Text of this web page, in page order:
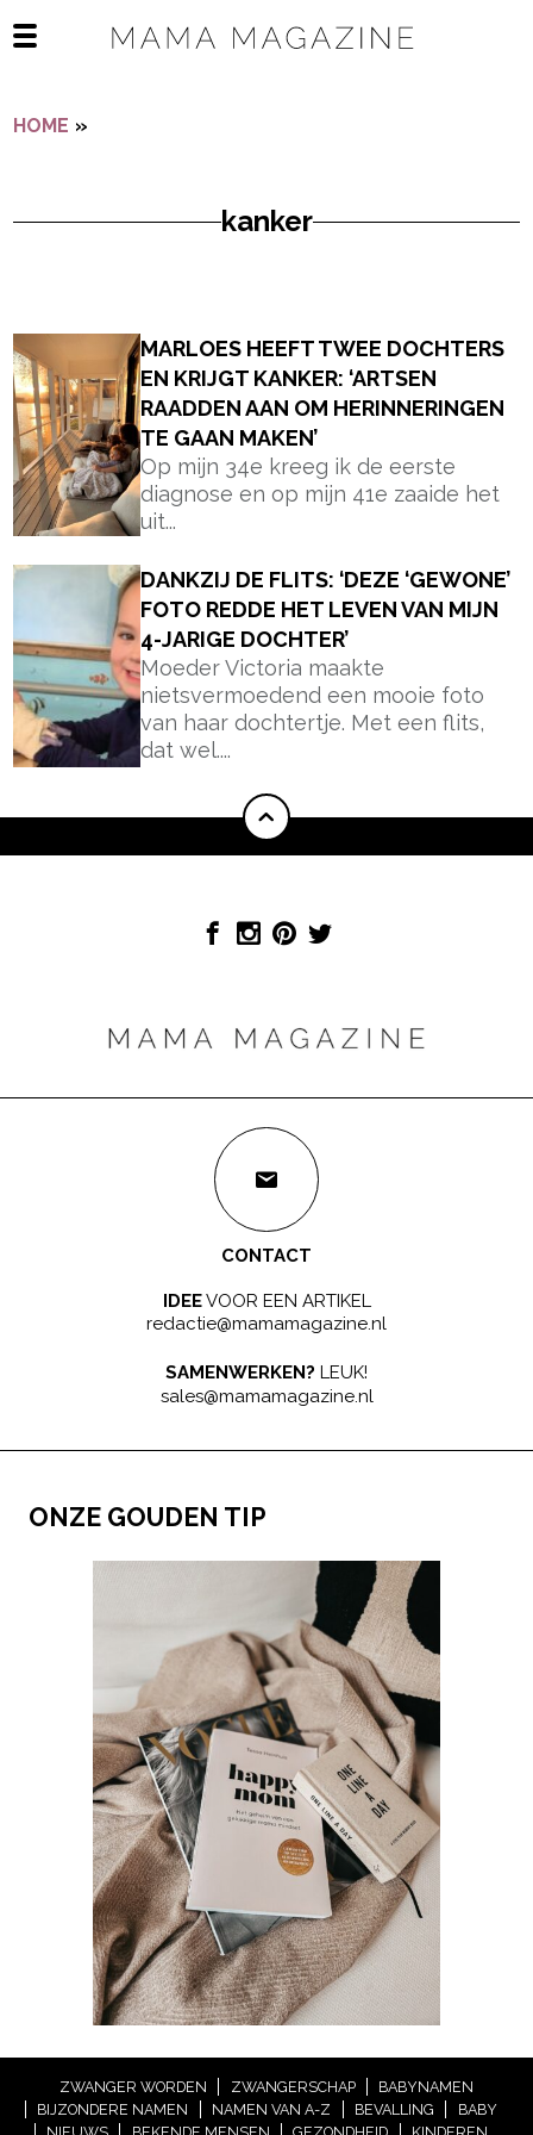
Open het mobiele menu
HOME »
kanker
MARLOES HEEFT TWEE DOCHTERS
EN KRIJGT KANKER: ‘ARTSEN
RAADDEN AAN OM HERINNERINGEN
TE GAAN MAKEN’
Op mijn 34e kreeg ik de eerste
diagnose en op mijn 41e zaaide het
uit...
DANKZIJ DE FLITS: ‘DEZE ‘GEWONE’
FOTO REDDE HET LEVEN VAN MIJN
4-JARIGE DOCHTER’
Moeder Victoria maakte
nietsvermoedend een mooie foto
van haar dochtertje. Met een flits,
dat wel....
CONTACT
IDEEVOOR EEN ARTIKEL
redactie@mamamagazine.nl
SAMENWERKEN? LEUK!
sales@mamamagazine.nl
ONZE GOUDEN TIP
ZWANGER WORDEN ZWANGERSCHAP
BABYNAMEN
BIJZONDERE NAMEN
NAMEN VAN A-Z BEVALLING
BABY